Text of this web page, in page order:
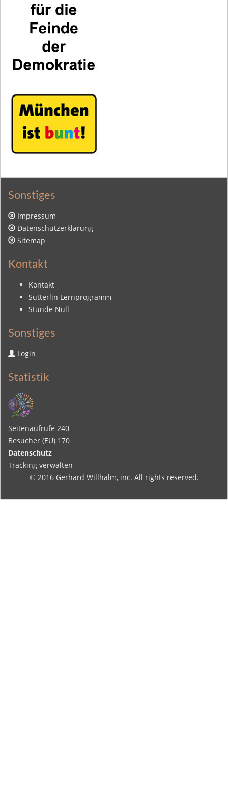
Sonstiges
Impressum
Datenschutzerklärung
Sitemap
Kontakt
Kontakt
Sütterlin Lernprogramm
Stunde Null
Sonstiges
Login
Statistik
Seitenaufrufe 240
Besucher (EU) 170
Datenschutz
Tracking verwalten
© 2016 Gerhard Willhalm, inc. All rights reserved.